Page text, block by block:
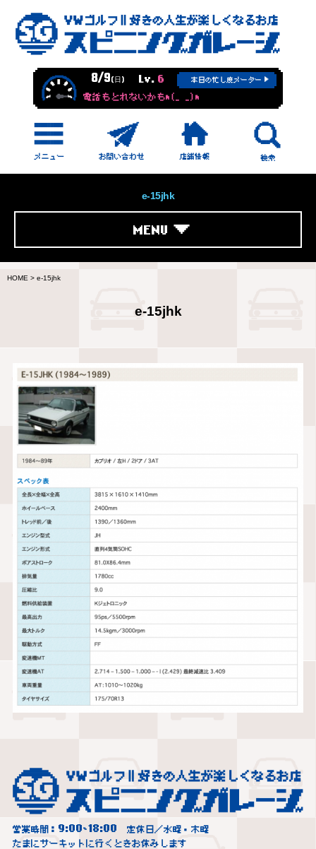
8/9(日) Lv. 6 本日の忙し度メーター
電話もとれないかもm(_ _)m
e-15jhk
MENU
HOME > e-15jhk
e-15jhk
営業時間： 9:00~18:00
定休日／水曜・木曜
たまにサーキットに行くときお休みします